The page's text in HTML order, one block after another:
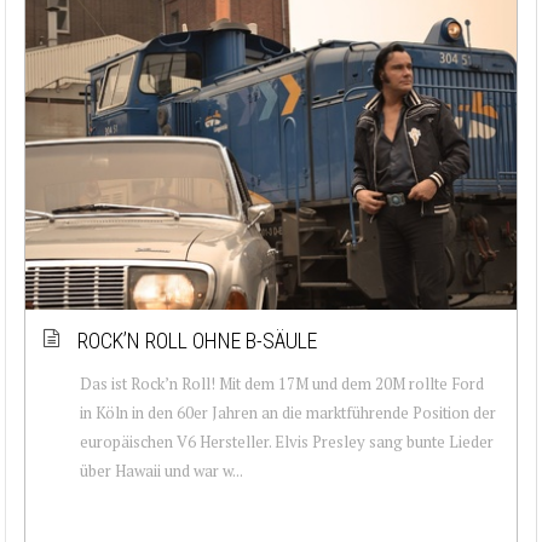
ROCK’N ROLL OHNE B-SÄULE
Das ist Rock’n Roll! Mit dem 17M und dem 20M rollte Ford
in Köln in den 60er Jahren an die marktführende Position der
europäischen V6 Hersteller. Elvis Presley sang bunte Lieder
über Hawaii und war w...